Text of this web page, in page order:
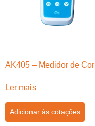
AK405 – Medidor de Cor
Ler mais
Adicionar às cotações